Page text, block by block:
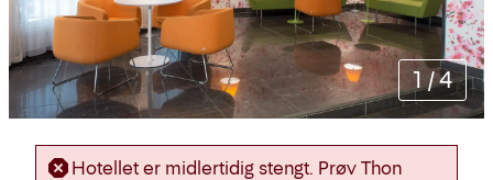
1 /4
Hotellet er midlertidig stengt. Prøv Thon